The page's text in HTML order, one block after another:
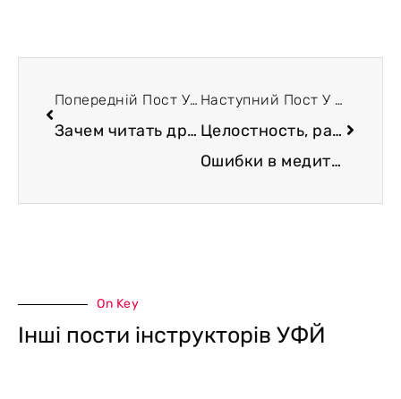
Попередній Пост У Блозі
Зачем читать древние тексты
Наступний Пост У Блозі
Целостность, рассеянность и отуплённость сознания.
Ошибки в медитации
On Key
Інші пости інструкторів УФЙ